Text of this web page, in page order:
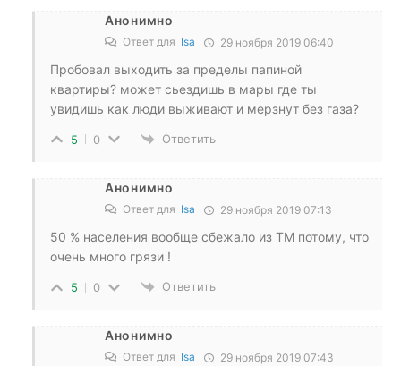
Анонимно
Ответ для Isa 29 ноября 2019 06:40
Пробовал выходить за пределы папиной
квартиры? может сьездишь в мары где ты
увидишь как люди выживают и мерзнут без газа?
5 0 Ответить
Анонимно
Ответ для Isa 29 ноября 2019 07:13
50 % населения вообще сбежало из ТМ потому, что
очень много грязи !
5 0 Ответить
Анонимно
Ответ для Isa 29 ноября 2019 07:43